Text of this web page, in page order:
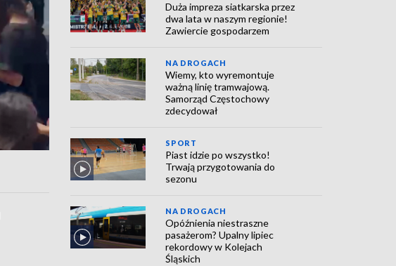
Duża impreza siatkarska przez
dwa lata w naszym regionie!
Zawiercie gospodarzem
NA DROGACH
Wiemy, kto wyremontuje
ważną linię tramwajową.
Samorząd Częstochowy
zdecydował
SPORT
Piast idzie po wszystko!
Trwają przygotowania do
sezonu
NA DROGACH
Opóźnienia niestraszne
pasażerom? Upalny lipiec
rekordowy w Kolejach
Śląskich